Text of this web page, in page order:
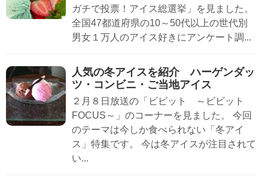
ガチで投票！アイス総選挙」を見ました。
全国47都道府県の10～50代以上の世代別
男女１万人のアイス好きにアンケート調...
人気の冬アイスを紹介 ハーゲンダッ
ツ・コンビニ・ご当地アイス
２月８日放送の「ビビット ～ビビット
FOCUS～」のコーナーを見ました。 今回
のテーマは今しか食べられない「冬アイ
ス」特集です。 今は冬アイスが注目されて
い...